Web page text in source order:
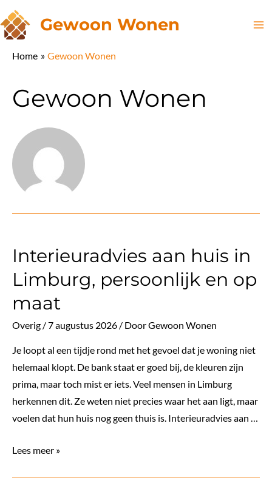
naar
de
inhoud
Gewoon Wonen
Home Gewoon Wonen
Gewoon Wonen
Interieuradvies aan huis in
Limburg, persoonlijk en op
maat
Overig /7 augustus 2026 / DoorGewoon Wonen
Je loopt al een tijdje rond met het gevoel dat je woning niet
helemaal klopt. De bank staat er goed bij, de kleuren zijn
prima, maar toch mist er iets. Veel mensen in Limburg
herkennen dit. Ze weten niet precies waar het aan ligt, maar
voelen dat hun huis nog geen thuis is. Interieuradvies aan …
Interieuradvies
Lees meer »